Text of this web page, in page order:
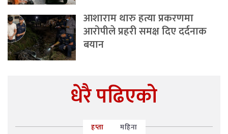
आशाराम थारु हत्या प्रकरणमा
आरोपीले प्रहरी समक्ष दिए दर्दनाक
बयान
धेरै पढिएको
हप्ता महिना